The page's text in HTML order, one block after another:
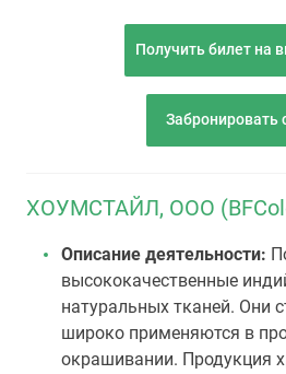
Получить билет на
Забронировать
ХОУМСТАЙЛ, ООО
Описание деятельности:
высококачественные
натуральных тканей. Они
широко применяются в
окрашивании. Продукция